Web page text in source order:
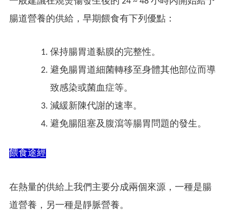
腸道營養的供給，早期餵食有下列優點：
保持腸胃道黏膜的完整性。
避免腸胃道細菌轉移至身體其他部位而導
致感染或菌血症等。
減緩新陳代謝的速率。
避免腸阻塞及腹瀉等腸胃問題的發生。
餵食途經
在熱量的供給上我們主要分成兩個來源，一種是腸
道營養，另一種是靜脈營養。